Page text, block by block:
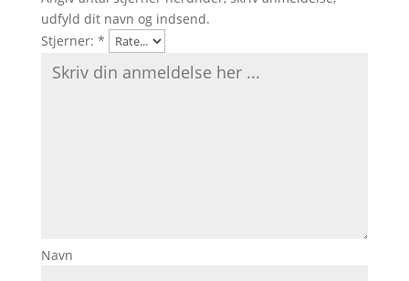
udfyld dit navn og indsend.
Stjerner: *
Navn